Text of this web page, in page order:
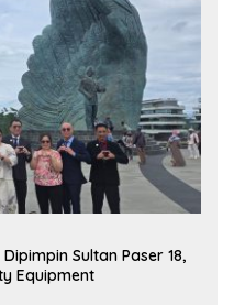
Sultan Paser 18,
Equipment